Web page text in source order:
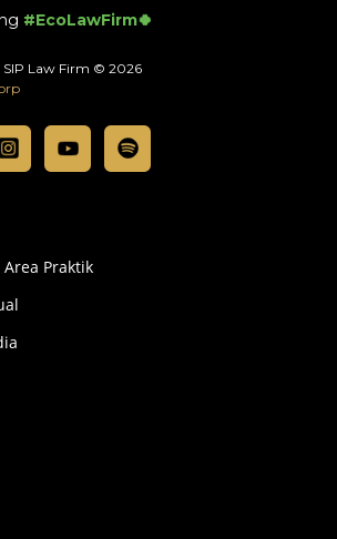
#EcoLawFirm🍀
Law Firm © 2026
Praktik